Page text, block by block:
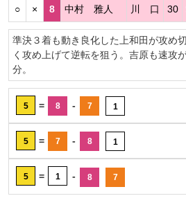
○ × 8 中村 雅人 川 口 30
準決３着も動き良化した上和田が攻め
く攻め上げて逆転を狙う。吉原も速攻
分。
5 = 8 - 7 1
5 = 7 - 8 1
5 = 1 - 8 7